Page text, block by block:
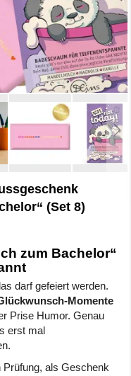
(Set 8)
zum Bachelor“
darf gefeiert werden.
Momente
Prise Humor. Genau
erst mal
als Geschenk